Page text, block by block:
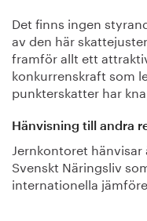
Det finns ingen
av den här
framför allt ett
konkurrenskraft som
punkterskatter har
Hänvisning till andra
Jernkontoret
Svenskt Näringsliv
internationella